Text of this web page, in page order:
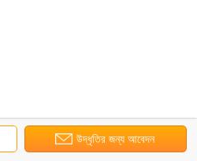
উদ্ধৃতির জন্য আবেদন